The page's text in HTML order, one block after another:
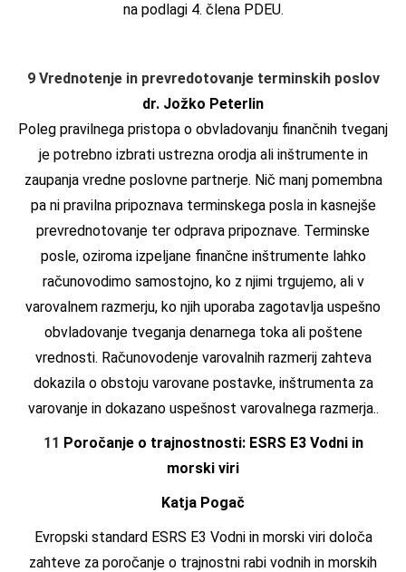
na podlagi 4. člena PDEU.
9 Vrednotenje in prevredotovanje terminskih poslov
dr. Jožko Peterlin
Poleg pravilnega pristopa o obvladovanju finančnih tveganj
je potrebno izbrati ustrezna orodja ali inštrumente in
zaupanja vredne poslovne partnerje. Nič manj pomembna
pa ni pravilna pripoznava terminskega posla in kasnejše
prevrednotovanje ter odprava pripoznave. Terminske
posle, oziroma izpeljane finančne inštrumente lahko
računovodimo samostojno, ko z njimi trgujemo, ali v
varovalnem razmerju, ko njih uporaba zagotavlja uspešno
obvladovanje tveganja denarnega toka ali poštene
vrednosti. Računovodenje varovalnih razmerij zahteva
dokazila o obstoju varovane postavke, inštrumenta za
varovanje in dokazano uspešnost varovalnega razmerja..
11 Poročanje o trajnostnosti: ESRS E3 Vodni in
morski viri
Katja Pogač
Evropski standard ESRS E3 Vodni in morski viri določa
zahteve za poročanje o trajnostni rabi vodnih in morskih